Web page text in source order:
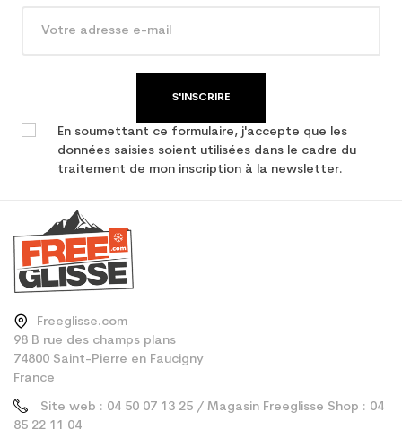
S'INSCRIRE
En soumettant ce formulaire, j'accepte que les
données saisies soient utilisées dans le cadre du
traitement de mon inscription à la newsletter.
Freeglisse.com
98 B rue des champs plans
74800 Saint-Pierre en Faucigny
France
Site web : 04 50 07 13 25 / Magasin Freeglisse Shop : 04
85 22 11 04